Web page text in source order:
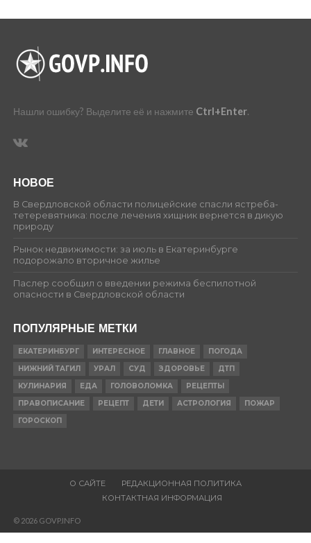
Нашли ошибку? Выделите её и нажмите Ctrl+Enter.
НОВОЕ
В Свердловской области полицейские спасли ястреба-
тетеревятника: после лечения хищник вернется в дикую
природу
Рынок недвижимости: за июль в Екатеринбурге
подорожало вторичное жилье
Паслер сообщил о введении режима беспилотной
опасности в Свердловской области
ПОПУЛЯРНЫЕ МЕТКИ
ЕКАТЕРИНБУРГ ИНТЕРЕСНОЕ ГЛАВНОЕ
ПОГОДА
НИЖНИЙ ТАГИЛ
УРАЛ СУД ЗДОРОВЬЕ
ДТП
КУЛИНАРИЯ
ЕДА ГОЛОВОЛОМКА
РЕЦЕПТЫ
ПРАВОПИСАНИЕ
РЕЦЕПТ ДЕТИ АСТРОЛОГИЯ
ПОЖАР
ГОРОСКОП
О САЙТЕ
РЕДАКЦИОННАЯ ПОЛИТИКА
КОНТАКТНАЯ ИНФОРМАЦИЯ
© 2026 GOVP.INFO